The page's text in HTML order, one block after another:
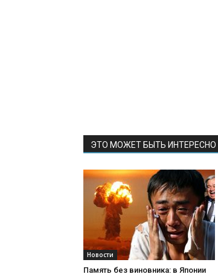
ЭТО МОЖЕТ БЫТЬ ИНТЕРЕСНО
Новости
Память без виновника: в Японии